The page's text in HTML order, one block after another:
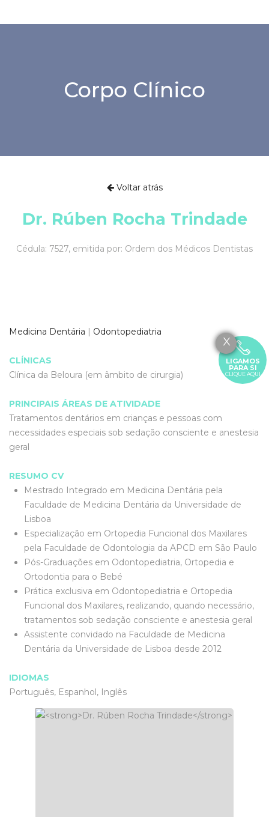
X
LIGAMOS
PARA SI
CLIQUE AQUI
Corpo Clínico
Voltar atrás
Dr. Rúben Rocha Trindade
Cédula: 7527, emitida por: Ordem dos Médicos Dentistas
Medicina Dentária | Odontopediatria
CLÍNICAS
Clínica da Beloura (em âmbito de cirurgia)
PRINCIPAIS ÁREAS DE ATIVIDADE
Tratamentos dentários em crianças e pessoas com
necessidades especiais sob sedação consciente e anestesia
geral
RESUMO CV
Mestrado Integrado em Medicina Dentária pela
Faculdade de Medicina Dentária da Universidade de
Lisboa
Especialização em Ortopedia Funcional dos Maxilares
pela Faculdade de Odontologia da APCD em São Paulo
Pós-Graduações em Odontopediatria, Ortopedia e
Ortodontia para o Bebé
Prática exclusiva em Odontopediatria e Ortopedia
Funcional dos Maxilares, realizando, quando necessário,
tratamentos sob sedação consciente e anestesia geral
Assistente convidado na Faculdade de Medicina
Dentária da Universidade de Lisboa desde 2012
IDIOMAS
Português, Espanhol, Inglês